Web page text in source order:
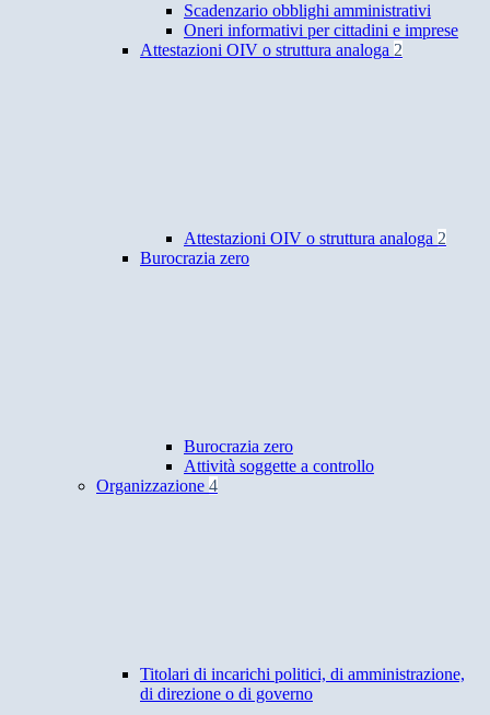
Scadenzario obblighi amministrativi
Oneri informativi per cittadini e imprese
Attestazioni OIV o struttura analoga 2
Attestazioni OIV o struttura analoga 2
Burocrazia zero
Burocrazia zero
Attività soggette a controllo
Organizzazione 4
Titolari di incarichi politici, di amministrazione,
di direzione o di governo